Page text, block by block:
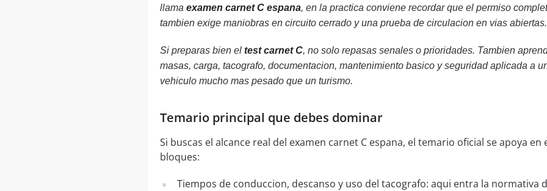
llama examen carnet C espana, en la practica conviene recordar que el permiso
tambien exige maniobras en circuito cerrado y una prueba de circulacion en vias abiertas.
Si preparas bien el test carnet C, no solo repasas senales o prioridades. Tambien
masas, carga, tacografo, documentacion, mantenimiento basico y seguridad aplicada a
vehiculo mucho mas pesado que un turismo.
Temario principal que debes dominar
Si buscas el alcance real del examen carnet C espana, el temario oficial se apoya en
bloques:
Tiempos de conduccion, descanso y uso del tacografo: aqui entra la normativa